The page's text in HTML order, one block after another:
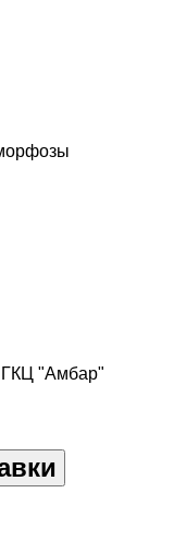
ГКЦ "Амбар"